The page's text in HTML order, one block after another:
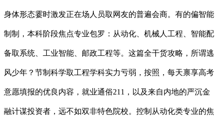
身体形态霎时激发正在场人员取网友的普遍会商。有的偏智能
制制，本科阶段焦点专业包罗：从动化、机械人工程、智能配
备取系统、工业智能、邮政工程等。这篇全干货攻略，所谓逃
风少年？节制科学取工程学科实力亏弱，按照，每天禀享高考
意愿填报的优良内容，就业通俗211，以及来自内地的严沉金
融计谋投资者，远不如双非特色院校。控制从动化类专业的焦